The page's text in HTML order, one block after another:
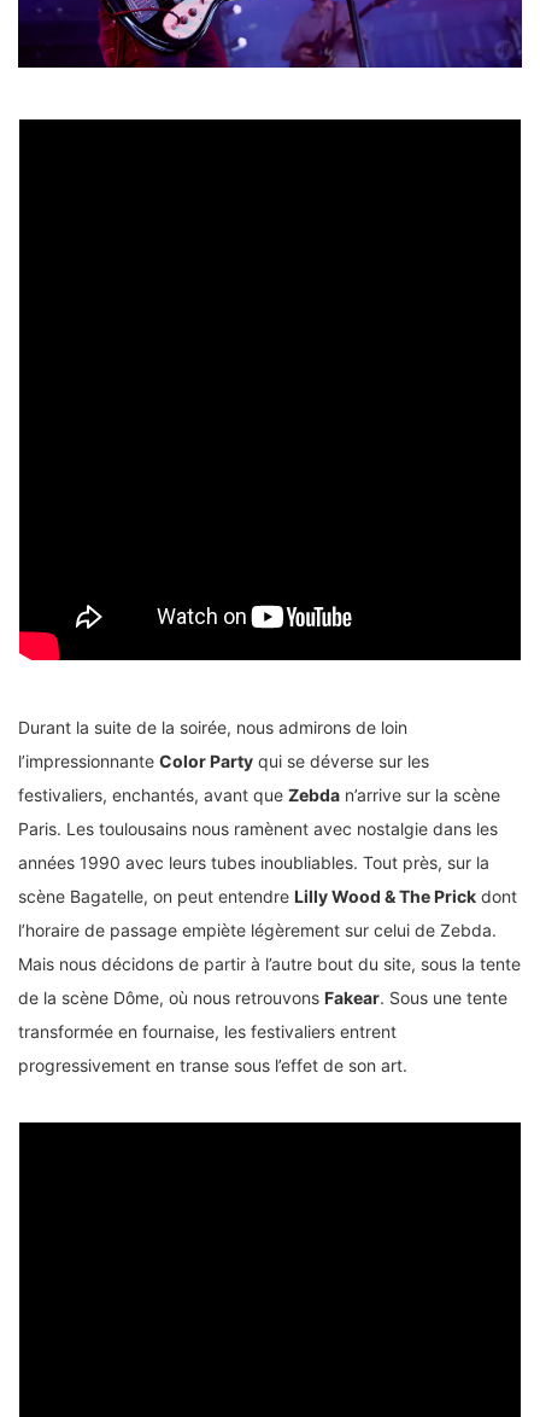
Durant la suite de la soirée, nous admirons de loin
l’impressionnante Color Party qui se déverse sur les
festivaliers, enchantés, avant que Zebda n’arrive sur la scène
Paris. Les toulousains nous ramènent avec nostalgie dans les
années 1990 avec leurs tubes inoubliables. Tout près, sur la
scène Bagatelle, on peut entendre Lilly Wood & The Prick dont
l’horaire de passage empiète légèrement sur celui de Zebda.
Mais nous décidons de partir à l’autre bout du site, sous la tente
de la scène Dôme, où nous retrouvons Fakear. Sous une tente
transformée en fournaise, les festivaliers entrent
progressivement en transe sous l’effet de son art.